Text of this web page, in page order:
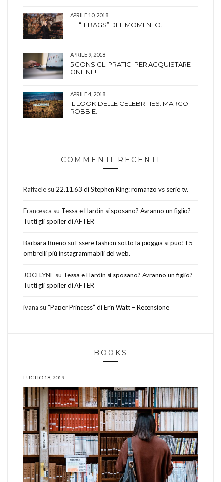
APRILE 10, 2018
LE “IT BAGS” DEL MOMENTO.
APRILE 9, 2018
5 CONSIGLI PRATICI PER ACQUISTARE
ONLINE!
APRILE 4, 2018
IL LOOK DELLE CELEBRITIES: MARGOT
ROBBIE.
COMMENTI RECENTI
Raffaele su 22.11.63 di Stephen King: romanzo vs serie tv.
Francesca su Tessa e Hardin si sposano? Avranno un figlio?
Tutti gli spoiler di AFTER
Barbara Bueno su Essere fashion sotto la pioggia si può! I 5
ombrelli più instagrammabili del web.
JOCELYNE su Tessa e Hardin si sposano? Avranno un figlio?
Tutti gli spoiler di AFTER
ivana su “Paper Princess” di Erin Watt – Recensione
BOOKS
LUGLIO 18, 2019